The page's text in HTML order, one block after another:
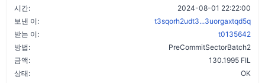
시간:
2024-08-01 22:22:00
보낸 이:
t3sqorh2udt3...3uorgaxtqd5q
받는 이:
t0135642
방법:
PreCommitSectorBatch2
금액:
130.1995 FIL
상태:
OK